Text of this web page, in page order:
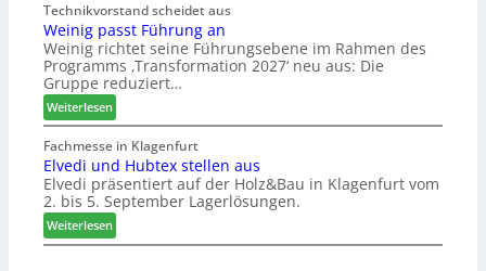
e
r
e
i
h
g
e
r
a
b
l
s
Technikvorstand scheidet aus
Weinig passt Führung an
Weinig richtet seine Führungsebene im Rahmen des
Programms ‚Transformation 2027‘ neu aus: Die
Gruppe reduziert…
Weiterlesen:
W
e
i
n
i
p
Fachmesse in Klagenfurt
Elvedi und Hubtex stellen aus
Elvedi präsentiert auf der Holz&Bau in Klagenfurt vom
2. bis 5. September Lagerlösungen.
Weiterlesen:
E